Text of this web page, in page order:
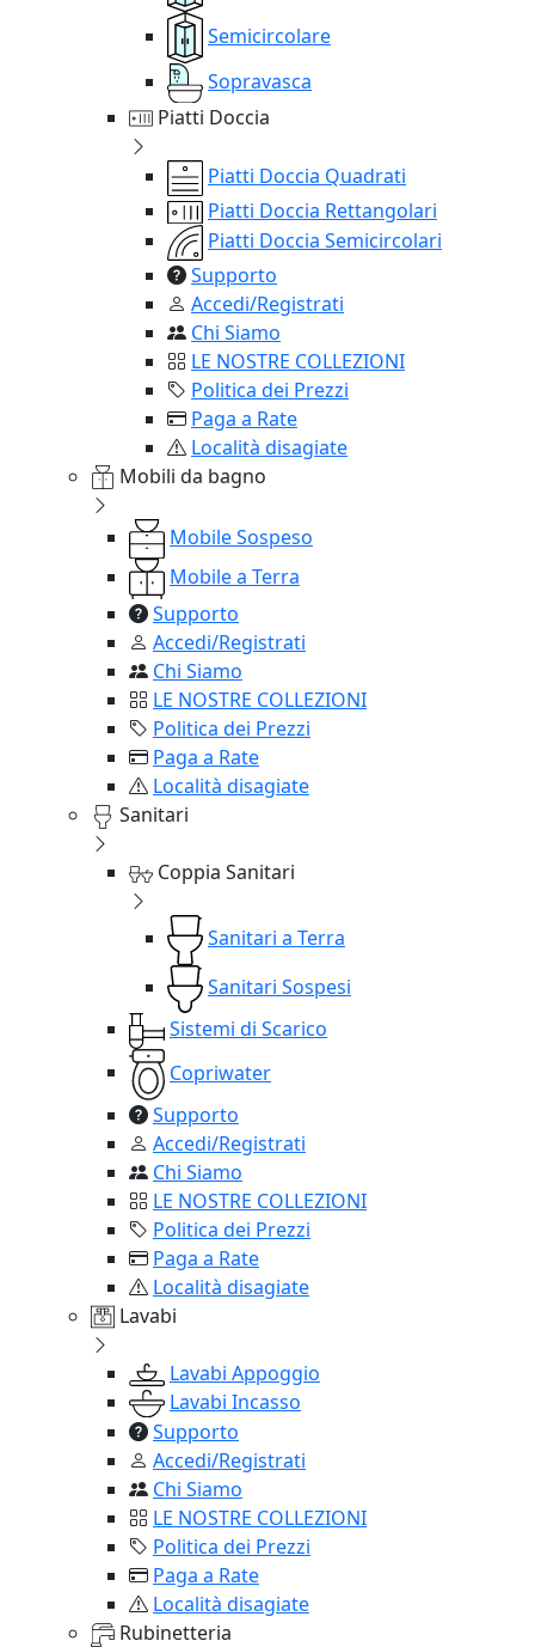
Semicircolare
Sopravasca
Piatti Doccia
Piatti Doccia Quadrati
Piatti Doccia Rettangolari
Piatti Doccia Semicircolari
Supporto
Accedi/Registrati
Chi Siamo
LE NOSTRE COLLEZIONI
Politica dei Prezzi
Paga a Rate
Località disagiate
Mobili da bagno
Mobile Sospeso
Mobile a Terra
Supporto
Accedi/Registrati
Chi Siamo
LE NOSTRE COLLEZIONI
Politica dei Prezzi
Paga a Rate
Località disagiate
Sanitari
Coppia Sanitari
Sanitari a Terra
Sanitari Sospesi
Sistemi di Scarico
Copriwater
Supporto
Accedi/Registrati
Chi Siamo
LE NOSTRE COLLEZIONI
Politica dei Prezzi
Paga a Rate
Località disagiate
Lavabi
Lavabi Appoggio
Lavabi Incasso
Supporto
Accedi/Registrati
Chi Siamo
LE NOSTRE COLLEZIONI
Politica dei Prezzi
Paga a Rate
Località disagiate
Rubinetteria